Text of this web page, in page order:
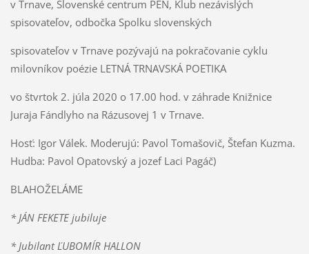
v Trnave, Slovenské centrum PEN, Klub nezávislých
spisovateľov, odbočka Spolku slovenských
spisovateľov v Trnave pozývajú na pokračovanie cyklu
milovníkov poézie LETNÁ TRNAVSKÁ POETIKA
vo štvrtok 2. júla 2020 o 17.00 hod. v záhrade Knižnice
Juraja Fándlyho na Rázusovej 1 v Trnave.
Hosť: Igor Válek. Moderujú: Pavol Tomašovič, Štefan Kuzma.
Hudba: Pavol Opatovský a jozef Laci Pagáč)
BLAHOŽELÁME
* JÁN FEKETE jubiluje
* Jubilant ĽUBOMÍR HALLON